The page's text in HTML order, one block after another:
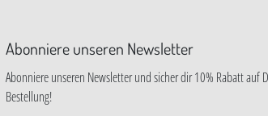
Abonniere unseren Newsletter
Abonniere unseren Newsletter und sicher dir 10% Rabatt auf
Bestellung!